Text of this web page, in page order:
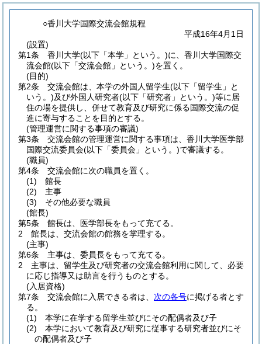
○香川大学国際交流会館規程
平成16年4月1日
(設置)
第1条
香川大学(以下「本学」という。)に、香川大学国際交
流会館(以下「交流会館」という。)を置く。
(目的)
第2条
交流会館は、本学の外国人留学生(以下「留学生」と
いう。)及び外国人研究者(以下「研究者」という。)等に居
住の場を提供し、併せて教育及び研究に係る国際交流の促
進に寄与することを目的とする。
(管理運営に関する事項の審議)
第3条
交流会館の管理運営に関する事項は、香川大学医学部
国際交流委員会(以下「委員会」という。)で審議する。
(職員)
第4条
交流会館に次の職員を置く。
(1)
館長
(2)
主事
(3)
その他必要な職員
(館長)
第5条
館長は、医学部長をもって充てる。
2
館長は、交流会館の館務を掌理する。
(主事)
第6条
主事は、委員長をもって充てる。
2
主事は、留学生及び研究者の交流会館利用に関して、必要
に応じ指導又は助言を行うものとする。
(入居資格)
第7条
交流会館に入居できる者は、 次の各号に掲げる者とす
る。
(1)
本学に在学する留学生並びにその配偶者及び子
(2)
本学において教育及び研究に従事する研究者並びにそ
の配偶者及び子